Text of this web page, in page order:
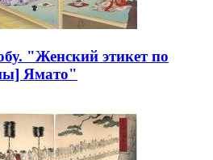
"Женский этикет по
Ямато"